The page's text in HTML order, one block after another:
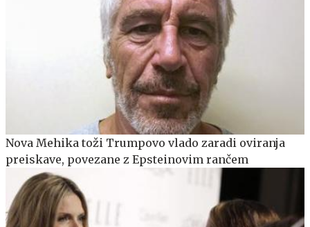
Nova Mehika toži Trumpovo vlado zaradi oviranja
preiskave, povezane z Epsteinovim rančem